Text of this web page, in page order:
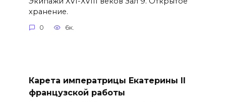
хранение.
0 6к.
Карета императрицы Екатерины II
французской работы